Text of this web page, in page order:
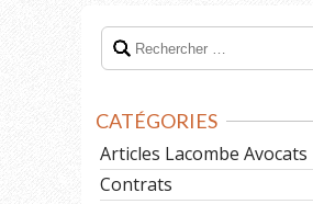
CATÉGORIES
Articles Lacombe Avocats
Contrats